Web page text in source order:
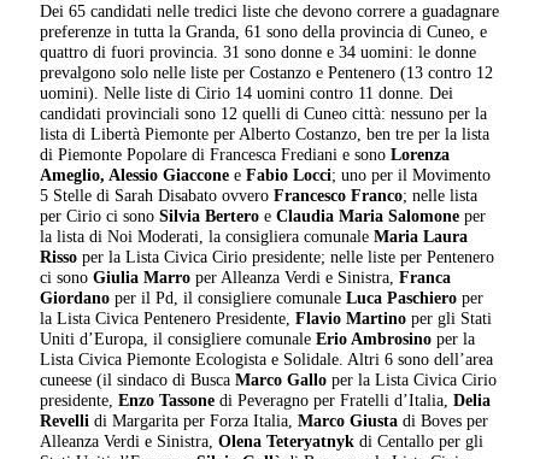
Dei 65 candidati nelle tredici liste che devono correre a guadagnare
preferenze in tutta la Granda, 61 sono della provincia di Cuneo, e
quattro di fuori provincia. 31 sono donne e 34 uomini: le donne
prevalgono solo nelle liste per Costanzo e Pentenero (13 contro 12
uomini). Nelle liste di Cirio 14 uomini contro 11 donne. Dei
candidati provinciali sono 12 quelli di Cuneo città: nessuno per la
lista di Libertà Piemonte per Alberto Costanzo, ben tre per la lista
di Piemonte Popolare di Francesca Frediani e sonoLorenza
Ameglio, Alessio Giaccone eFabio Locci; uno per il Movimento
5 Stelle di Sarah Disabato ovveroFrancesco Franco; nelle lista
per Cirio ci sonoSilvia BerteroeClaudia Maria Salomone per
la lista di Noi Moderati, la consigliera comunaleMaria Laura
Risso per la Lista Civica Cirio presidente; nelle liste per Pentenero
ci sonoGiulia Marro per Alleanza Verdi e Sinistra,Franca
Giordanoper il Pd, il consigliere comunaleLuca Paschiero per
la Lista Civica Pentenero Presidente,Flavio Martinoper gli Stati
Uniti d’Europa, il consigliere comunaleErio Ambrosino per la
Lista Civica Piemonte Ecologista e Solidale. Altri 6 sono dell’area
cuneese (il sindaco di BuscaMarco Gallo per la Lista Civica Cirio
presidente,Enzo Tassone di Peveragno per Fratelli d’Italia,Delia
Revelli di Margarita per Forza Italia,Marco Giusta di Boves per
Alleanza Verdi e Sinistra,Olena Teteryatnyk di Centallo per gli